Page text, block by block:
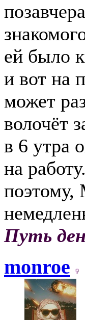
ей было
и вот на
может
волочёт
в 6 утра
на работу.
поэтому,
Путь
monroe